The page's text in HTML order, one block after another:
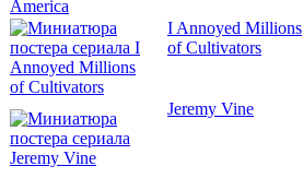
I Annoyed Millions
of Cultivators
Jeremy Vine